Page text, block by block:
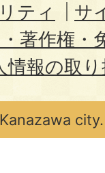
ティ
サ
著作権・
情報の取